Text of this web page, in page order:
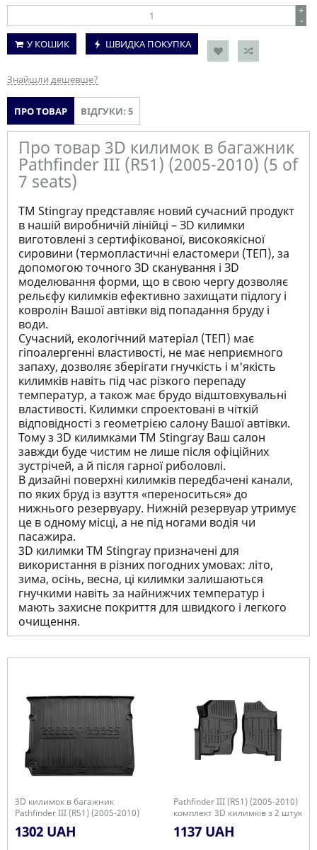
+
-
У КОШИК
ШВИДКА ПОКУПКА
Знайшли дешевше?
ПРО ТОВАР ВІДГУКИ: 5
Про товар 3D килимок в багажник
Pathfinder III (R51) (2005-2010) (5 of
7 seats)
ТМ Stingray представляє новий сучасний продукт
в нашій виробничій лінійці – ЗD килимки
виготовлені з сертифікованої, високоякісної
сировини (термопластичні еластомери (ТЕП), за
допомогою точного ЗD сканування і ЗD
моделювання форми, що в свою чергу дозволяє
рельєфу килимків ефективно захищати підлогу і
ковролін Вашої автівки від попадання бруду і
води.
Сучасний, екологічний матеріал (ТЕП) має
гіпоалергенні властивості, не має неприємного
запаху, дозволяє зберігати гнучкість і м'якість
килимків навіть під час різкого перепаду
температур, а також має брудо відштовхувальні
властивості. Килимки спроектовані в чіткій
відповідності з геометрією салону Вашої автівки.
Тому з 3D килимками TM Stingray Ваш салон
завжди буде чистим не лише після офіційних
зустрічей, а й після гарної риболовлі.
В дизайні поверхні килимків передбачені канали,
по яких бруд із взуття «переноситься» до
нижнього резервуару. Нижній резервуар утримує
це в одному місці, а не під ногами водія чи
пасажира.
3D килимки TM Stingray призначені для
використання в різних погодних умовах: літо,
зима, осінь, весна, ці килимки залишаються
гнучкими навіть за найнижчих температур і
мають захисне покриття для швидкого і легкого
очищення.
3D килимок в багажник
Pathfinder III (R51) (2005-2010)
(5 of 7 seats)
1302 UAH
Pathfinder III (R51) (2005-2010)
комплект 3D килимків з 2 штук
1137 UAH